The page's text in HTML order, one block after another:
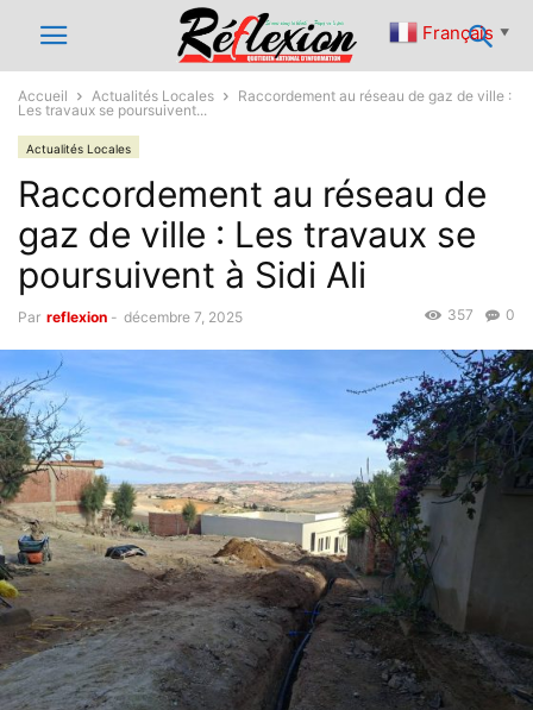
Accueil Actualités Locales
Raccordement au réseau de gaz de ville :
Les travaux se poursuivent...
Actualités Locales
Raccordement au réseau de
gaz de ville : Les travaux se
poursuivent à Sidi Ali
Par reflexion - décembre 7, 2025 0
357
Français ▼